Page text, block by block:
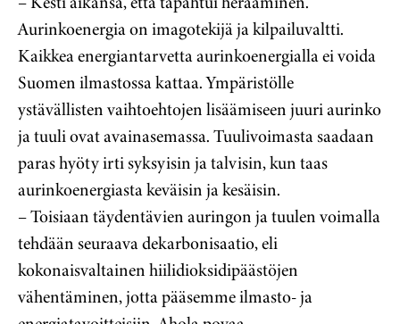
Aurinkoenergia on imagotekijä ja kilpailuvaltti.
Kaikkea energiantarvetta aurinkoenergialla ei voida
Suomen ilmastossa kattaa. Ympäristölle
ystävällisten vaihtoehtojen lisäämiseen juuri aurinko
ja tuuli ovat avainasemassa. Tuulivoimasta saadaan
paras hyöty irti syksyisin ja talvisin, kun taas
aurinkoenergiasta keväisin ja kesäisin.
– Toisiaan täydentävien auringon ja tuulen voimalla
tehdään seuraava dekarbonisaatio, eli
kokonaisvaltainen hiilidioksidipäästöjen
vähentäminen, jotta pääsemme ilmasto- ja